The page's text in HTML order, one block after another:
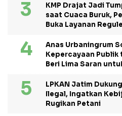
KMP Drajat Jadi
saat Cuaca Buruk,
Buka Layanan
Anas Urbaningrum
Kepercayaan
Beri Lima Saran
LPKAN Jatim
Ilegal, Ingatkan
Rugikan Petani